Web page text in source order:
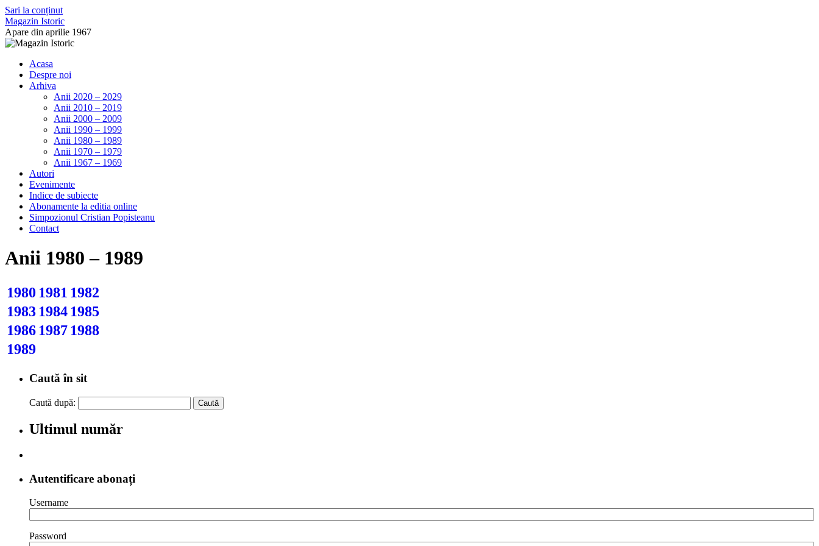
Sari la conținut
Magazin Istoric
Apare din aprilie 1967
Acasa
Despre noi
Arhiva
Anii 2020 – 2029
Anii 2010 – 2019
Anii 2000 – 2009
Anii 1990 – 1999
Anii 1980 – 1989
Anii 1970 – 1979
Anii 1967 – 1969
Autori
Evenimente
Indice de subiecte
Abonamente la editia online
Simpozionul Cristian Popisteanu
Contact
Anii 1980 – 1989
1980 1981 1982
1983 1984 1985
1986 1987 1988
1989
Caută în sit
Caută după:
Ultimul număr
Autentificare abonați
Username
Password